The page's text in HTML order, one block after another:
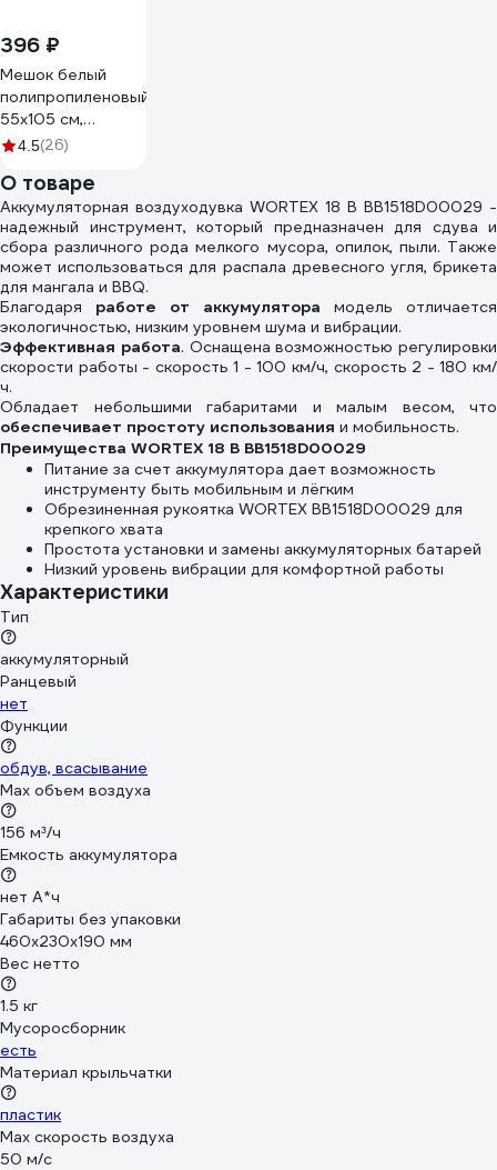
396 ₽
Мешок белый
полипропиленовый
55x105 см,
комплект по 10 шт
106
4.5(26)
О товаре
Аккумуляторная воздуходувка WORTEX 18 В BB1518D00029 -
надежный инструмент, который предназначен для сдува и
сбора различного рода мелкого мусора, опилок, пыли. Также
может использоваться для распала древесного угля, брикета
для мангала и BBQ.
Благодаря работе от аккумулятора модель отличается
экологичностью, низким уровнем шума и вибрации.
Эффективная работа. Оснащена возможностью регулировки
скорости работы - скорость 1 - 100 км/ч, скорость 2 - 180 км/
ч.
Обладает небольшими габаритами и малым весом, что
обеспечивает простоту использования и мобильность.
Преимущества WORTEX 18 В BB1518D00029
Питание за счет аккумулятора дает возможность
инструменту быть мобильным и лёгким
Обрезиненная рукоятка WORTEX BB1518D00029 для
крепкого хвата
Простота установки и замены аккумуляторных батарей
Низкий уровень вибрации для комфортной работы
Характеристики
Тип
аккумуляторный
Ранцевый
нет
Функции
обдув, всасывание
Max объем воздуха
156 м³/ч
Емкость аккумулятора
нет А*ч
Габариты без упаковки
460x230x190 мм
Вес нетто
1.5 кг
Мусоросборник
есть
Материал крыльчатки
пластик
Max скорость воздуха
50 м/с